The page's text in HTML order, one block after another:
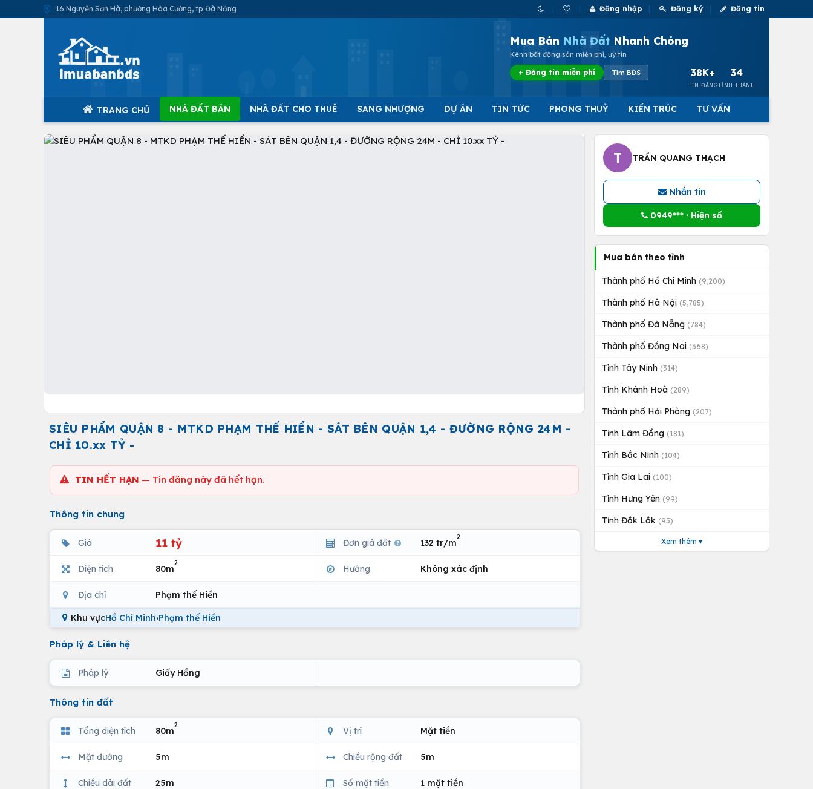
16 Nguyễn Sơn Hà, phường Hòa Cường, tp Đà Nẵng Đăng nhập Đăng ký Đăng tin
Mua Bán Nhà Đất Nhanh Chóng
Kênh bất động sản miễn phí, uy tín
+ Đăng tin miễn phí Tìm BĐS 38K+
TIN ĐĂNG
34
TỈNH THÀNH
TRANG CHỦ NHÀ ĐẤT BÁN NHÀ ĐẤT CHO THUÊ SANG NHƯỢNG DỰ ÁN TIN TỨC PHONG THUỶ KIẾN TRÚC TƯ VẤN
SIÊU PHẨM QUẬN 8 - MTKD PHẠM THẾ HIỂN - SÁT BÊN QUẬN 1,4 - ĐƯỜNG RỘNG 24M -
CHỈ 10.xx TỶ -
TIN HẾT HẠN — Tin đăng này đã hết hạn.
Thông tin chung
Giá 11 tỷ Đơn giá đất 132 tr/m
2
Diện tích 80m
2
Hướng Không xác định
Địa chỉ Phạm thế Hiền
Khu vựcHồ Chí Minh›Phạm thế Hiền
Pháp lý & Liên hệ
Pháp lý Giấy Hồng
Thông tin đất
Tổng diện tích 80m
2
Vị trí Mặt tiền
Mặt đường 5m Chiều rộng đất 5m
Chiều dài đất 25m Số mặt tiền 1 mặt tiền
T TRẦN QUANG THẠCH
Nhắn tin
0949*** · Hiện số
Mua bán theo tỉnh
Thành phố Hồ Chí Minh (9,200)
Thành phố Hà Nội (5,785)
Thành phố Đà Nẵng (784)
Thành phố Đồng Nai (368)
Tỉnh Tây Ninh (314)
Tỉnh Khánh Hoà (289)
Thành phố Hải Phòng (207)
Tỉnh Lâm Đồng (181)
Tỉnh Bắc Ninh (104)
Tỉnh Gia Lai (100)
Tỉnh Hưng Yên (99)
Tỉnh Đắk Lắk (95)
Xem thêm ▾